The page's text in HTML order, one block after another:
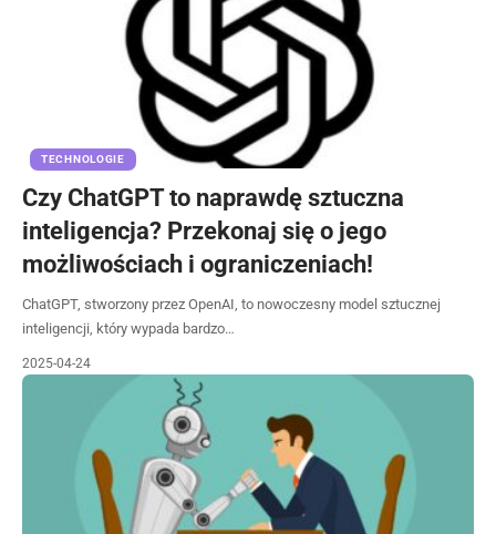
TECHNOLOGIE
Czy ChatGPT to naprawdę sztuczna
inteligencja? Przekonaj się o jego
możliwościach i ograniczeniach!
ChatGPT, stworzony przez OpenAI, to nowoczesny model sztucznej
inteligencji, który wypada bardzo…
2025-04-24